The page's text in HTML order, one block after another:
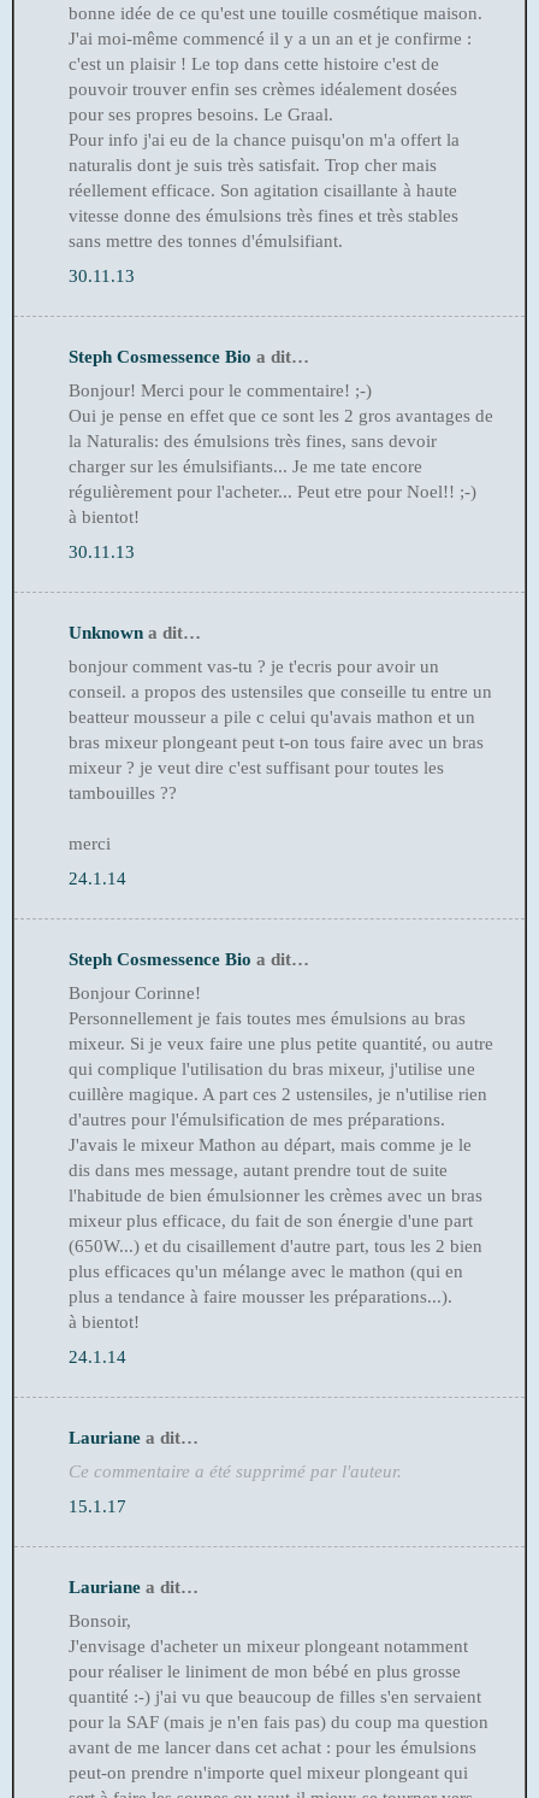
bonne idée de ce qu'est une touille cosmétique maison.
J'ai moi-même commencé il y a un an et je confirme :
c'est un plaisir ! Le top dans cette histoire c'est de
pouvoir trouver enfin ses crèmes idéalement dosées
pour ses propres besoins. Le Graal.
Pour info j'ai eu de la chance puisqu'on m'a offert la
naturalis dont je suis très satisfait. Trop cher mais
réellement efficace. Son agitation cisaillante à haute
vitesse donne des émulsions très fines et très stables
sans mettre des tonnes d'émulsifiant.
30.11.13
Steph Cosmessence Bio a dit…
Bonjour! Merci pour le commentaire! ;-)
Oui je pense en effet que ce sont les 2 gros avantages de
la Naturalis: des émulsions très fines, sans devoir
charger sur les émulsifiants... Je me tate encore
régulièrement pour l'acheter... Peut etre pour Noel!! ;-)
à bientot!
30.11.13
Unknown a dit…
bonjour comment vas-tu ? je t'ecris pour avoir un
conseil. a propos des ustensiles que conseille tu entre un
beatteur mousseur a pile c celui qu'avais mathon et un
bras mixeur plongeant peut t-on tous faire avec un bras
mixeur ? je veut dire c'est suffisant pour toutes les
tambouilles ??
merci
24.1.14
Steph Cosmessence Bio a dit…
Bonjour Corinne!
Personnellement je fais toutes mes émulsions au bras
mixeur. Si je veux faire une plus petite quantité, ou autre
qui complique l'utilisation du bras mixeur, j'utilise une
cuillère magique. A part ces 2 ustensiles, je n'utilise rien
d'autres pour l'émulsification de mes préparations.
J'avais le mixeur Mathon au départ, mais comme je le
dis dans mes message, autant prendre tout de suite
l'habitude de bien émulsionner les crèmes avec un bras
mixeur plus efficace, du fait de son énergie d'une part
(650W...) et du cisaillement d'autre part, tous les 2 bien
plus efficaces qu'un mélange avec le mathon (qui en
plus a tendance à faire mousser les préparations...).
à bientot!
24.1.14
Lauriane a dit…
Ce commentaire a été supprimé par l'auteur.
15.1.17
Lauriane a dit…
Bonsoir,
J'envisage d'acheter un mixeur plongeant notamment
pour réaliser le liniment de mon bébé en plus grosse
quantité :-) j'ai vu que beaucoup de filles s'en servaient
pour la SAF (mais je n'en fais pas) du coup ma question
avant de me lancer dans cet achat : pour les émulsions
peut-on prendre n'importe quel mixeur plongeant qui